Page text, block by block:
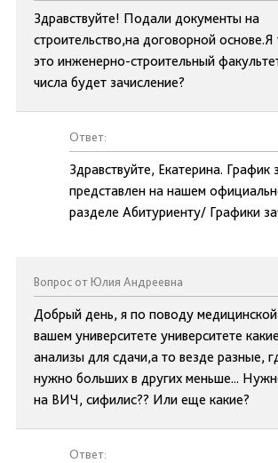
Здравствуйте! Подали документы на
строительство,на договорной
это инженерно-строительный
числа будет зачисление?
Ответ:
Здравствуйте, Екатерина. График
представлен на нашем
разделе Абитуриенту/ Графики
Вопрос от Юлия Андреевна
Добрый день, я по поводу
вашем университете университете
анализы для сдачи,а то везде разные,
нужно больших в других меньше...
на ВИЧ, сифилис?? Или еще какие?
Ответ: